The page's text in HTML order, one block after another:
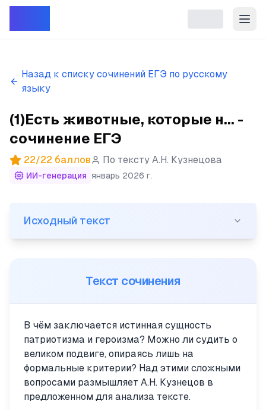
Назад к списку сочинений ЕГЭ по русскому
языку
(1)Есть животные, которые н... -
сочинение ЕГЭ
22/22 баллов По тексту А.Н. Кузнецова
ИИ-генерация январь 2026 г.
(1)Есть животные, которые не могут слышать, и их
Исходный текст
Текст сочинения
В чём заключается истинная сущность
патриотизма и героизма? Можно ли судить о
великом подвиге, опираясь лишь на
формальные критерии? Над этими сложными
вопросами размышляет А.Н. Кузнецов в
предложенном для анализа тексте.